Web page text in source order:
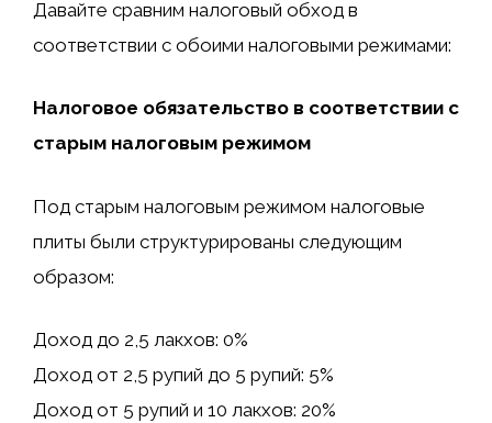
Давайте сравним налоговый обход в
соответствии с обоими налоговыми режимами:
Налоговое обязательство в соответствии с
старым налоговым режимом
Под старым налоговым режимом налоговые
плиты были структурированы следующим
образом:
Доход до 2,5 лакхов: 0%
Доход от 2,5 рупий до 5 рупий: 5%
Доход от 5 рупий и 10 лакхов: 20%